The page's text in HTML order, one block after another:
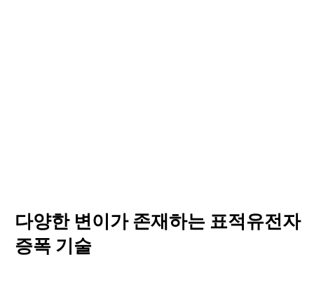
다양한 변이가 존재하는 표적유전자
증폭 기술